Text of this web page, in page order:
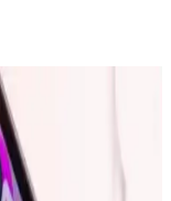
Özellikler ve
ihtiyaçlarına
dikkat çeken bir